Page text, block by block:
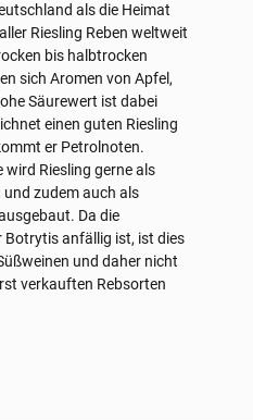
als die Heimat
Riesling Reben weltweit
bis halbtrocken
sich Aromen von Apfel,
Säurewert ist dabei
einen guten Riesling
er Petrolnoten.
Riesling gerne als
zudem auch als
Da die
Botrytis anfällig ist, ist dies
und daher nicht
verkauften Rebsorten